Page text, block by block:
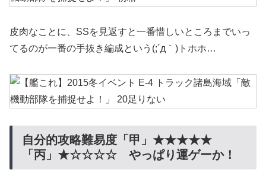
皮肉なことに、SSを見返すと一番惜しいところまでいっ
てるのが一番の手抜き編成という(;´д｀)トホホ…
自分的攻略難易度「甲」★★★★★
「丙」★☆☆☆☆ やっぱり運ゲーか！